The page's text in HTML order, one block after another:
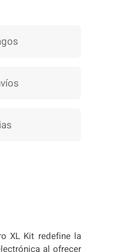
XL Kit redefine la
al ofrecer